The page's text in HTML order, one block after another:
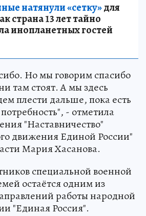
натянули «сетку»для
страна 13 лет тайно
инопланетных гостей
Но мы говорим спасибо
там стоят. А мы здесь
плести дальше, пока есть
- отметила
"Наставничество"
движения Единой России"
Мария Хасанова.
специальной военной
остаётся одним из
работы народной
"Единая Россия".